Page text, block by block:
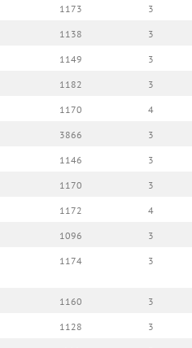
1173 3
1138 3
1149 3
1182 3
1170 4
3866 3
1146 3
1170 3
1172 4
1096 3
1174 3
1160 3
1128 3